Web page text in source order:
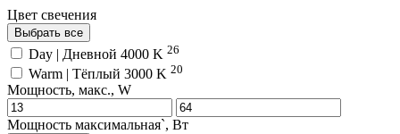
Цвет свечения
Выбрать все
Day | Дневной 4000 K 26
Warm | Тёплый 3000 K 20
Мощность, макс., W
Мощность максимальная`, Вт